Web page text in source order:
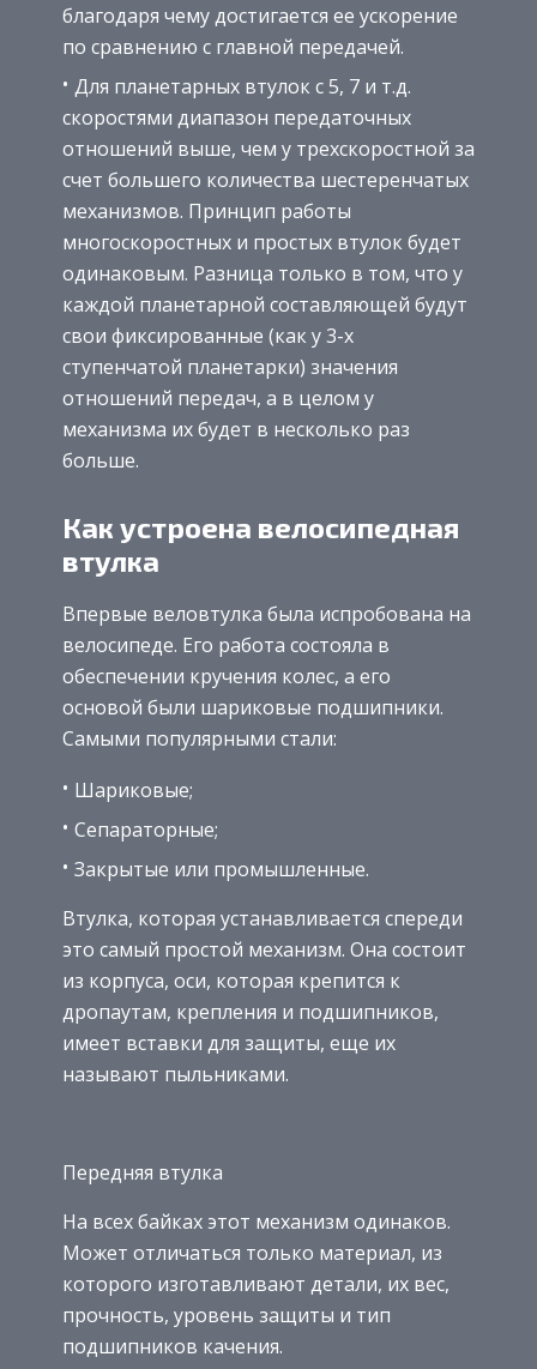
благодаря чему достигается ее ускорение
по сравнению с главной передачей.
Для планетарных втулок с 5, 7 и т.д.
скоростями диапазон передаточных
отношений выше, чем у трехскоростной за
счет большего количества шестеренчатых
механизмов. Принцип работы
многоскоростных и простых втулок будет
одинаковым. Разница только в том, что у
каждой планетарной составляющей будут
свои фиксированные (как у 3-х
ступенчатой планетарки) значения
отношений передач, а в целом у
механизма их будет в несколько раз
больше.
Как устроена велосипедная
втулка
Впервые веловтулка была испробована на
велосипеде. Его работа состояла в
обеспечении кручения колес, а его
основой были шариковые подшипники.
Самыми популярными стали:
Шариковые;
Сепараторные;
Закрытые или промышленные.
Втулка, которая устанавливается спереди
это самый простой механизм. Она состоит
из корпуса, оси, которая крепится к
дропаутам, крепления и подшипников,
имеет вставки для защиты, еще их
называют пыльниками.
Передняя втулка
На всех байках этот механизм одинаков.
Может отличаться только материал, из
которого изготавливают детали, их вес,
прочность, уровень защиты и тип
подшипников качения.